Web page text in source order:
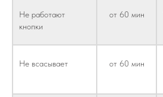
Не работают
кнопки
от 60 мин
Не всасывает от 60 мин